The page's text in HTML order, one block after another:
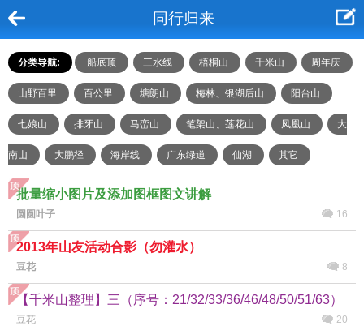
同行归来
分类导航: 船底顶 三水线 梧桐山 千米山 周年庆
山野百里 百公里 塘朗山 梅林、银湖后山 阳台山
七娘山 排牙山 马峦山 笔架山、莲花山 凤凰山 大
南山 大鹏径 海岸线 广东绿道 仙湖 其它
批量缩小图片及添加图框图文讲解
圆圆叶子 16
2013年山友活动合影（勿灌水）
豆花 8
【千米山整理】三（序号：21/32/33/36/46/48/50/51/63）
豆花 20